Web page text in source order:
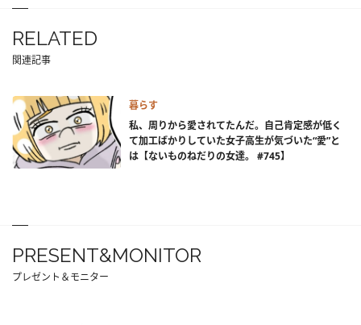
RELATED
関連記事
暮らす
私、周りから愛されてたんだ。自己肯定感が低く
て加工ばかりしていた女子高生が気づいた“愛”と
は【ないものねだりの女達。 #745】
PRESENT&MONITOR
プレゼント＆モニター